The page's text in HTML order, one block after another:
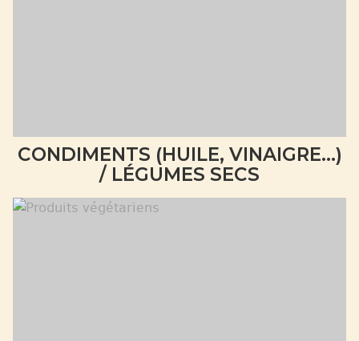
CONDIMENTS (HUILE, VINAIGRE...)
/ LÉGUMES SECS